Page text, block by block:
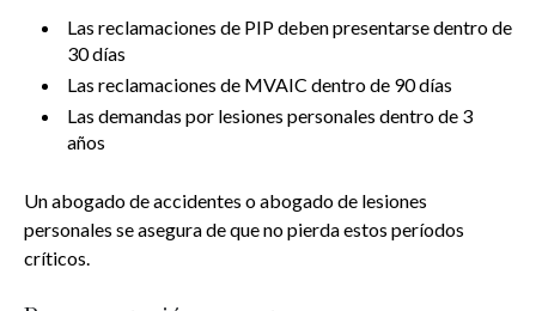
Las reclamaciones de PIP deben presentarse dentro de
30 días
Las reclamaciones de MVAIC dentro de 90 días
Las demandas por lesiones personales dentro de 3
años
Un abogado de accidentes o abogado de lesiones
personales se asegura de que no pierda estos períodos
críticos.